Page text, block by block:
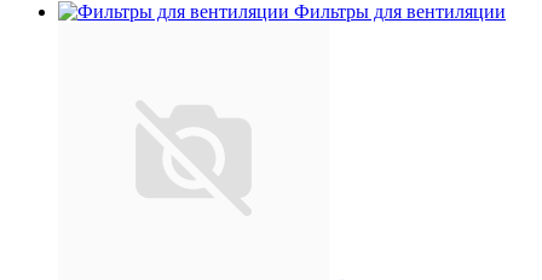
Фильтры для вентиляции